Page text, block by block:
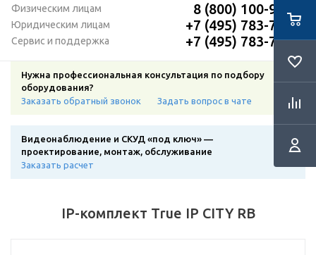
Физическим лицам
8 (800) 100-91-12
Юридическим лицам +7 (495) 783-72-87
Сервис и поддержка +7 (495) 783-72-87
Нужна профессиональная консультация по подбору
оборудования?
Заказать обратный звонок
Задать вопрос в чате
Видеонаблюдение и СКУД «под ключ» —
проектирование, монтаж, обслуживание
Заказать расчет
IP-комплект True IP CITY RB